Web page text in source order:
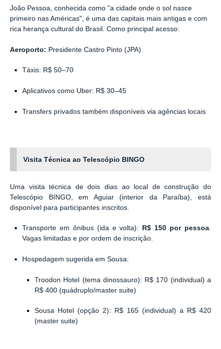
João Pessoa, conhecida como "a cidade onde o sol nasce
primeiro nas Américas", é uma das capitais mais antigas e com
rica herança cultural do Brasil. Como principal acesso:
Aeroporto: Presidente Castro Pinto (JPA)
Táxis: R$ 50–70
Aplicativos como Uber: R$ 30–45
Transfers privados também disponíveis via agências locais
Visita Técnica ao Telescópio BINGO
Uma visita técnica de dois dias ao local de construção do
Telescópio BINGO, em Aguiar (interior da Paraíba), está
disponível para participantes inscritos.
Transporte em ônibus (ida e volta): R$ 150 por pessoa.
Vagas limitadas e por ordem de inscrição.
Hospedagem sugerida em Sousa:
Troodon Hotel (tema dinossauro): R$ 170 (individual) a
R$ 400 (quádruplo/master suite)
Sousa Hotel (opção 2): R$ 165 (individual) a R$ 420
(master suite)